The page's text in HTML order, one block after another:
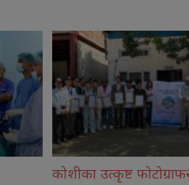
राष्ट्रिय भेलालाई शेरबहादुर